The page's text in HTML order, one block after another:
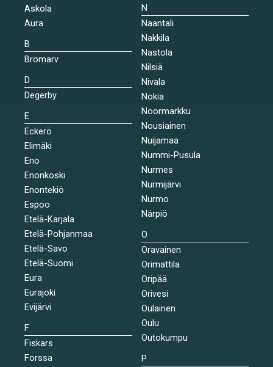
Askola
Aura
B
Bromarv
D
Degerby
E
Eckerö
Elimäki
Eno
Enonkoski
Enontekiö
Espoo
Etelä-Karjala
Etelä-Pohjanmaa
Etelä-Savo
Etelä-Suomi
Eura
Eurajoki
Evijärvi
F
Fiskars
Forssa
N
Naantali
Nakkila
Nastola
Nilsiä
Nivala
Nokia
Noormarkku
Nousiainen
Nuijamaa
Nummi-Pusula
Nurmes
Nurmijärvi
Nurmo
Närpiö
O
Oravainen
Orimattila
Oripää
Orivesi
Oulainen
Oulu
Outokumpu
P